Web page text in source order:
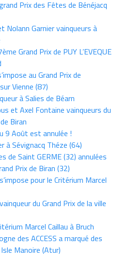
Prix des Fêtes de Bénéjacq
Nolann Garnier vainqueurs à
Grand Prix de PUY L’EVEQUE
au Grand Prix de
Vienne (87)
à Salies de Béarn
et Axel Fontaine vainqueurs du
Biran
9 Août est annulée !
à Sévignacq Théze (64)
de Saint GERME (32) annulées
Prix de Biran (32)
pour le Critérium Marcel
du Grand Prix de la ville
Marcel Caillau à Bruch
des ACCESS a marqué des
Manoire (Atur)